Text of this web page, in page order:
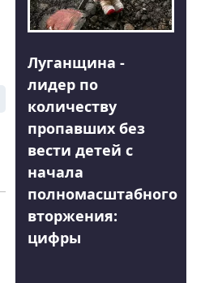
Луганщина -
лидер по
количеству
пропавших без
вести детей с
начала
полномасштабного
вторжения:
цифры